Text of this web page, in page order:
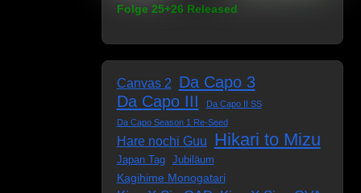
Folge 25+26 Released
Canvas 2
Da Capo 3
Da Capo III
Da Capo II SS
Da Capo Season 1 Re-Seed
Hare nochi Guu Hikari to Mizu
Japan Tag Jubiläum
Kagihime Monogatari